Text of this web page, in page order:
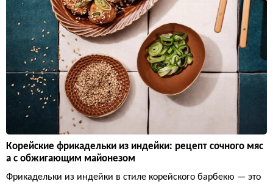
Корейские фрикадельки из индейки: рецепт сочного мяс
а с обжигающим майонезом
Фрикадельки из индейки в стиле корейского барбекю — это